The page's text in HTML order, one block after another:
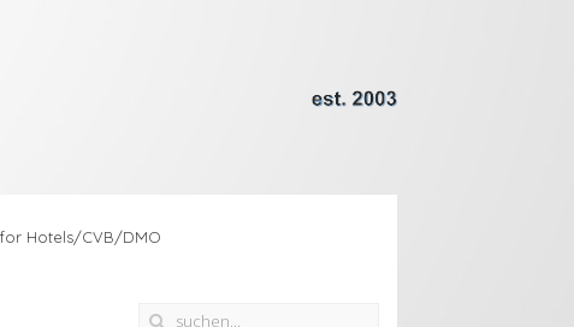
for Hotels/CVB/DMO